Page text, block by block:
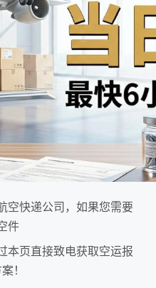
空快递公司，如果您需要
件
本页直接致电获取空运报
！